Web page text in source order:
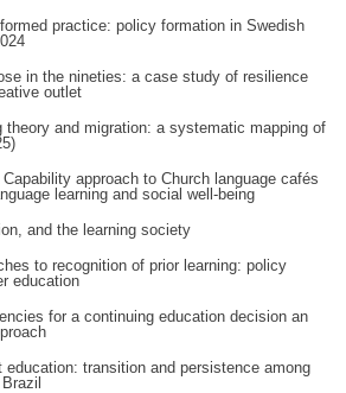
practice: policy formation in Swedish
in the nineties: a case study of resilience
outlet
theory and migration: a systematic mapping of
approach to Church language cafés
learning and social well-being
and the learning society
to recognition of prior learning: policy
education
for a continuing education decision an
education: transition and persistence among